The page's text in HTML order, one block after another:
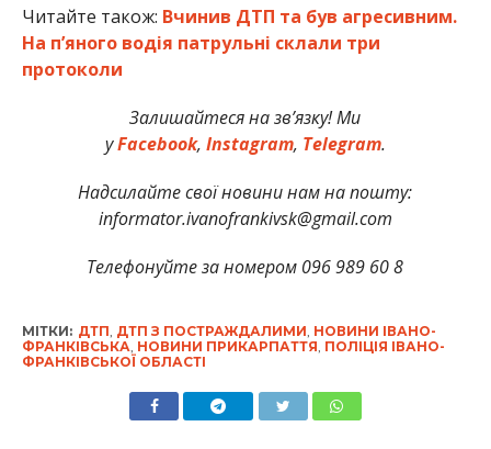
Читайте також: Вчинив ДТП та був агресивним.
На п’яного водія патрульні склали три
протоколи
Залишайтеся на зв’язку! Ми
уFacebook, Instagram, Telegram.
Надсилайте свої новини нам на пошту:
informator.ivanofrankivsk@gmail.com
Телефонуйте за номером 096 989 60 8
МІТКИ: ДТП ДТП З ПОСТРАЖДАЛИМИ НОВИНИ ІВАНО-
ФРАНКІВСЬКА НОВИНИ ПРИКАРПАТТЯ ПОЛІЦІЯ ІВАНО-
ФРАНКІВСЬКОЇ ОБЛАСТІ